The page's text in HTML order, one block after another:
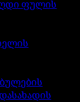
ფულის